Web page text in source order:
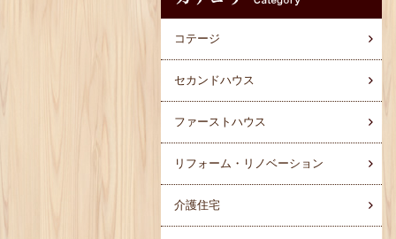
コテージ
セカンドハウス
ファーストハウス
リフォーム・リノベーション
介護住宅